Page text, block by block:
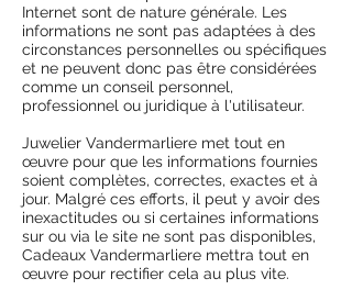
Internet sont de nature générale. Les
informations ne sont pas adaptées à des
circonstances personnelles ou spécifiques
et ne peuvent donc pas être considérées
comme un conseil personnel,
professionnel ou juridique à l'utilisateur.
Juwelier Vandermarliere met tout en
œuvre pour que les informations fournies
soient complètes, correctes, exactes et à
jour. Malgré ces efforts, il peut y avoir des
inexactitudes ou si certaines informations
sur ou via le site ne sont pas disponibles,
Cadeaux Vandermarliere mettra tout en
œuvre pour rectifier cela au plus vite.